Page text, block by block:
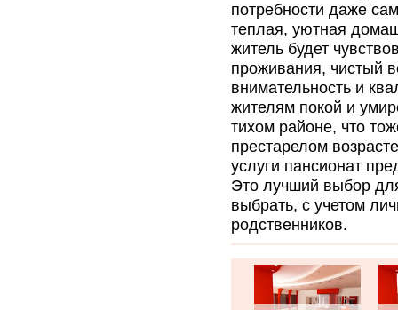
потребности даже
теплая, уютная
житель будет
проживания, чистый
внимательность и
жителям покой и
тихом районе, что
престарелом
услуги пансионат
Это лучший выбор
выбрать, с учетом
родственников.